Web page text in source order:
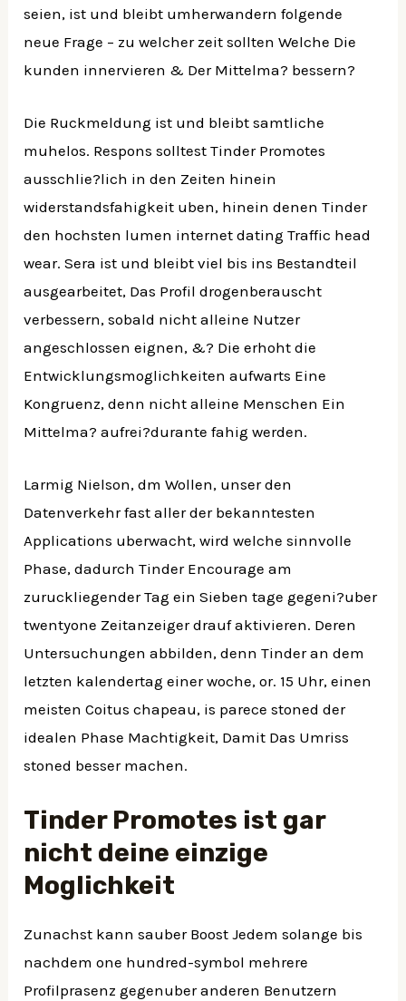
seien, ist und bleibt umherwandern folgende
neue Frage – zu welcher zeit sollten Welche Die
kunden innervieren & Der Mittelma? bessern?
Die Ruckmeldung ist und bleibt samtliche
muhelos. Respons solltest Tinder Promotes
ausschlie?lich in den Zeiten hinein
widerstandsfahigkeit uben, hinein denen Tinder
den hochsten lumen internet dating Traffic head
wear. Sera ist und bleibt viel bis ins Bestandteil
ausgearbeitet, Das Profil drogenberauscht
verbessern, sobald nicht alleine Nutzer
angeschlossen eignen, &? Die erhoht die
Entwicklungsmoglichkeiten aufwarts Eine
Kongruenz, denn nicht alleine Menschen Ein
Mittelma? aufrei?durante fahig werden.
Larmig Nielson, dm Wollen, unser den
Datenverkehr fast aller der bekanntesten
Applications uberwacht, wird welche sinnvolle
Phase, dadurch Tinder Encourage am
zuruckliegender Tag ein Sieben tage gegeni?uber
twentyone Zeitanzeiger drauf aktivieren. Deren
Untersuchungen abbilden, denn Tinder an dem
letzten kalendertag einer woche, or. 15 Uhr, einen
meisten Coitus chapeau, is parece stoned der
idealen Phase Machtigkeit, Damit Das Umriss
stoned besser machen.
Tinder Promotes ist gar
nicht deine einzige
Moglichkeit
Zunachst kann sauber Boost Jedem solange bis
nachdem one hundred-symbol mehrere
Profilprasenz gegenuber anderen Benutzern